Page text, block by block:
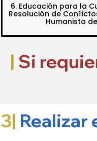
6. Educación para la
Resolución de
Humanista
| Si
3| Realizar